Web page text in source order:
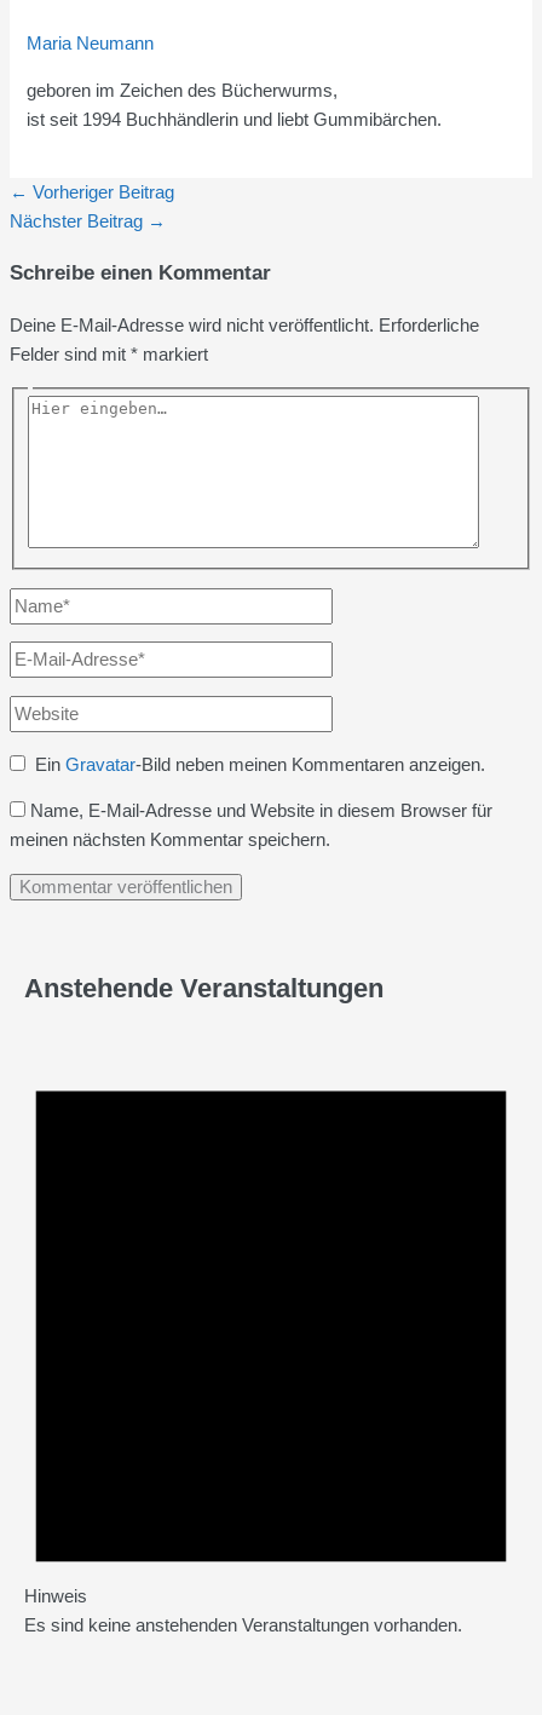
Maria Neumann
geboren im Zeichen des Bücherwurms,
ist seit 1994 Buchhändlerin und liebt Gummibärchen.
← Vorheriger Beitrag
Nächster Beitrag →
Schreibe einen Kommentar
Deine E-Mail-Adresse wird nicht veröffentlicht. Erforderliche
Felder sind mit *markiert
Hier
Name*
E-
Mail-
Adresse*
Website
Ein Gravatar-Bild neben meinen Kommentaren anzeigen.
Name, E-Mail-Adresse und Website in diesem Browser für
meinen nächsten Kommentar speichern.
Anstehende Veranstaltungen
Hinweis
Es sind keine anstehenden Veranstaltungen vorhanden.